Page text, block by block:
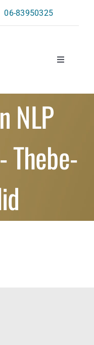
06-83950325
Toggle
Ons
NLP
Thebe-